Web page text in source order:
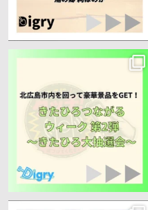
みなさんこんにちは、Digryと申しま
私達は出身地である『北海道
24 0